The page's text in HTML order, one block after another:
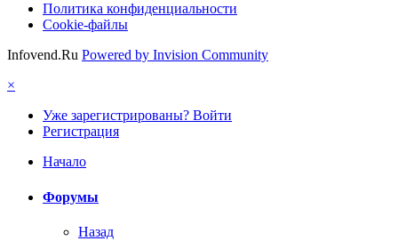
Политика конфиденциальности
Cookie-файлы
Infovend.Ru Powered by Invision Community
×
Уже зарегистрированы? Войти
Регистрация
Начало
Форумы
Назад